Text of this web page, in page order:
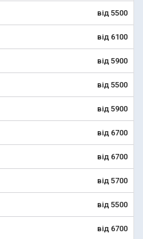
від 5500
від 6100
від 5900
від 5500
від 5900
від 6700
від 6700
від 5700
від 5500
від 6700